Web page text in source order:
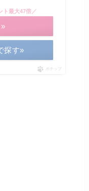
ト最大47倍／
探す»
ポチップ